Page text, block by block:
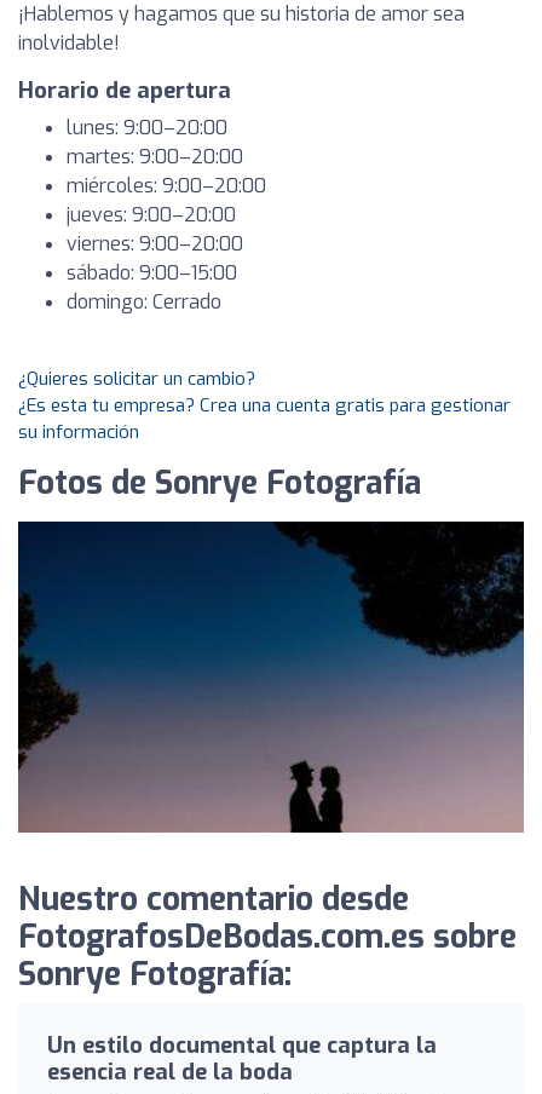
¡Hablemos y hagamos que su historia de amor sea
inolvidable!
Horario de apertura
lunes: 9:00–20:00
martes: 9:00–20:00
miércoles: 9:00–20:00
jueves: 9:00–20:00
viernes: 9:00–20:00
sábado: 9:00–15:00
domingo: Cerrado
¿Quieres solicitar un cambio?
¿Es esta tu empresa? Crea una cuenta gratis para gestionar
su información
Fotos de Sonrye Fotografía
Nuestro comentario desde
FotografosDeBodas.com.es sobre
Sonrye Fotografía:
Un estilo documental que captura la
esencia real de la boda